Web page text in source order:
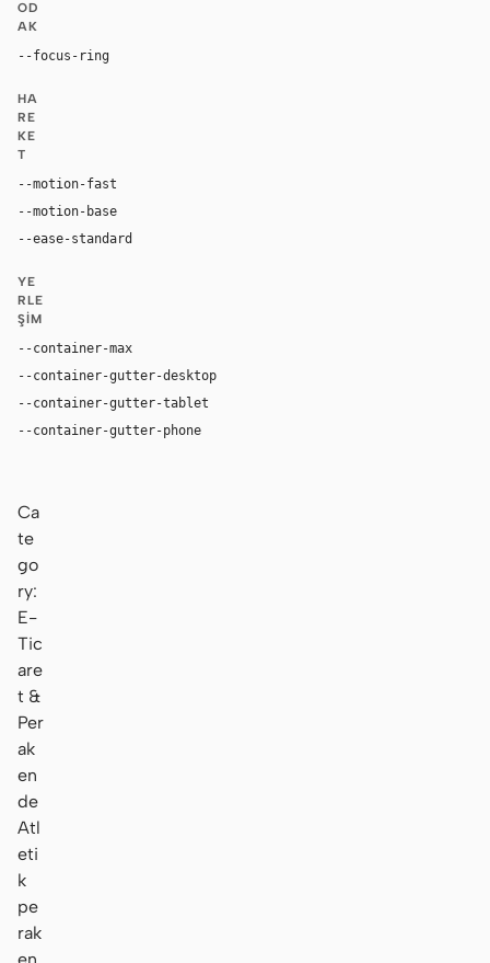
OD
AK
--focus-ring
HA
RE
KE
T
--motion-fast
--motion-base
--ease-standard
YE
RLE
ŞIM
--container-max
--container-gutter-desktop
--container-gutter-tablet
--container-gutter-phone
Ca
te
go
ry:
E-
Tic
are
t &
Per
ak
en
de
Atl
eti
k
pe
rak